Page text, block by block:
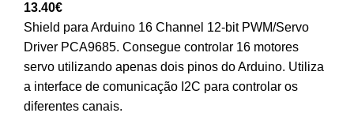
13.40€
Shield para Arduino 16 Channel 12-bit PWM/Servo
Driver PCA9685. Consegue controlar 16 motores
servo utilizando apenas dois pinos do Arduino. Utiliza
a interface de comunicação I2C para controlar os
diferentes canais.